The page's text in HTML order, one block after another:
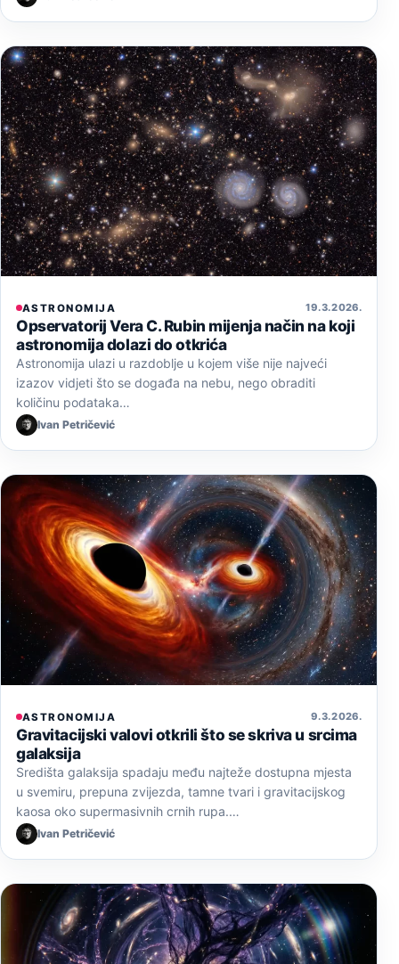
ASTRONOMIJA 19. 3. 2026.
Opservatorij Vera C. Rubin mijenja način na koji
astronomija dolazi do otkrića
Astronomija ulazi u razdoblje u kojem više nije najveći
izazov vidjeti što se događa na nebu, nego obraditi
količinu podataka…
Ivan Petričević
ASTRONOMIJA 9. 3. 2026.
Gravitacijski valovi otkrili što se skriva u srcima
galaksija
Središta galaksija spadaju među najteže dostupna mjesta
u svemiru, prepuna zvijezda, tamne tvari i gravitacijskog
kaosa oko supermasivnih crnih rupa.…
Ivan Petričević